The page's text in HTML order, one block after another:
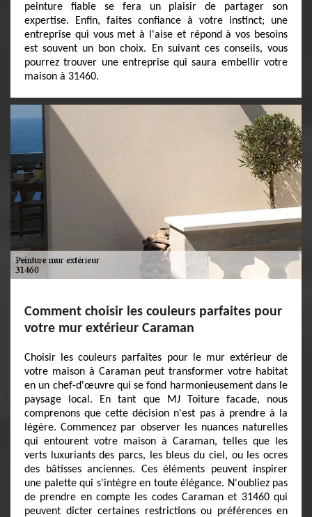
peinture fiable se fera un plaisir de partager son
expertise. Enfin, faites confiance à votre instinct; une
entreprise qui vous met à l'aise et répond à vos besoins
est souvent un bon choix. En suivant ces conseils, vous
pourrez trouver une entreprise qui saura embellir votre
maison à 31460.
Comment choisir les couleurs parfaites pour
votre mur extérieur Caraman
Choisir les couleurs parfaites pour le mur extérieur de
votre maison à Caraman peut transformer votre habitat
en un chef-d'œuvre qui se fond harmonieusement dans le
paysage local. En tant que MJ Toiture facade, nous
comprenons que cette décision n'est pas à prendre à la
légère. Commencez par observer les nuances naturelles
qui entourent votre maison à Caraman, telles que les
verts luxuriants des parcs, les bleus du ciel, ou les ocres
des bâtisses anciennes. Ces éléments peuvent inspirer
une palette qui s'intègre en toute élégance. N'oubliez pas
de prendre en compte les codes Caraman et 31460 qui
peuvent dicter certaines restrictions ou préférences en